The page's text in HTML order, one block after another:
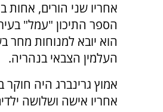
הספר התיכון "עמל"
העלמין הצבאי בנהריה.
אמוץ גרינברג היה חוקר
אחריו אישה ושלושה